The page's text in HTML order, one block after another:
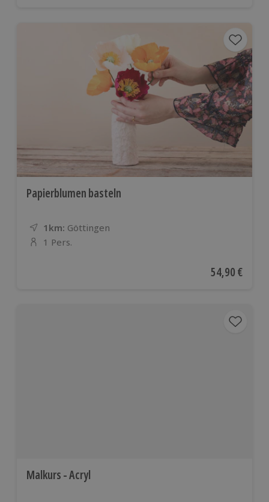
Papierblumen basteln
1km: Entfernung
Standort
Göttingen
Anzahl der Teilnehmer
1 Pers.
Aktueller
54,90 €
Malkurs - Acryl